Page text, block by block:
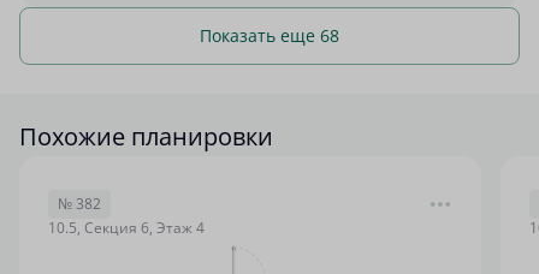
Показать еще 68
Похожие планировки
№ 382
10.5, Секция 6, Этаж 4